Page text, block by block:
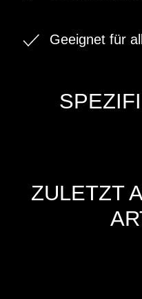
Geeignet für
ZULETZT